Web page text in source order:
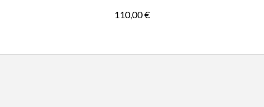
110,00€